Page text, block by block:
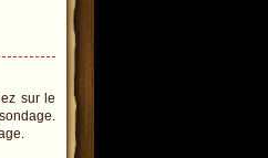
sur le